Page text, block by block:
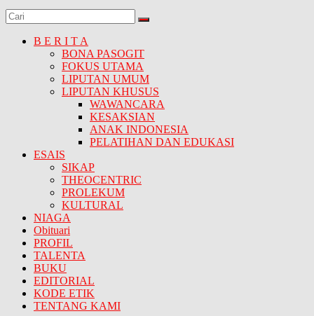
B E R I T A
BONA PASOGIT
FOKUS UTAMA
LIPUTAN UMUM
LIPUTAN KHUSUS
WAWANCARA
KESAKSIAN
ANAK INDONESIA
PELATIHAN DAN EDUKASI
ESAIS
SIKAP
THEOCENTRIC
PROLEKUM
KULTURAL
NIAGA
Obituari
PROFIL
TALENTA
BUKU
EDITORIAL
KODE ETIK
TENTANG KAMI